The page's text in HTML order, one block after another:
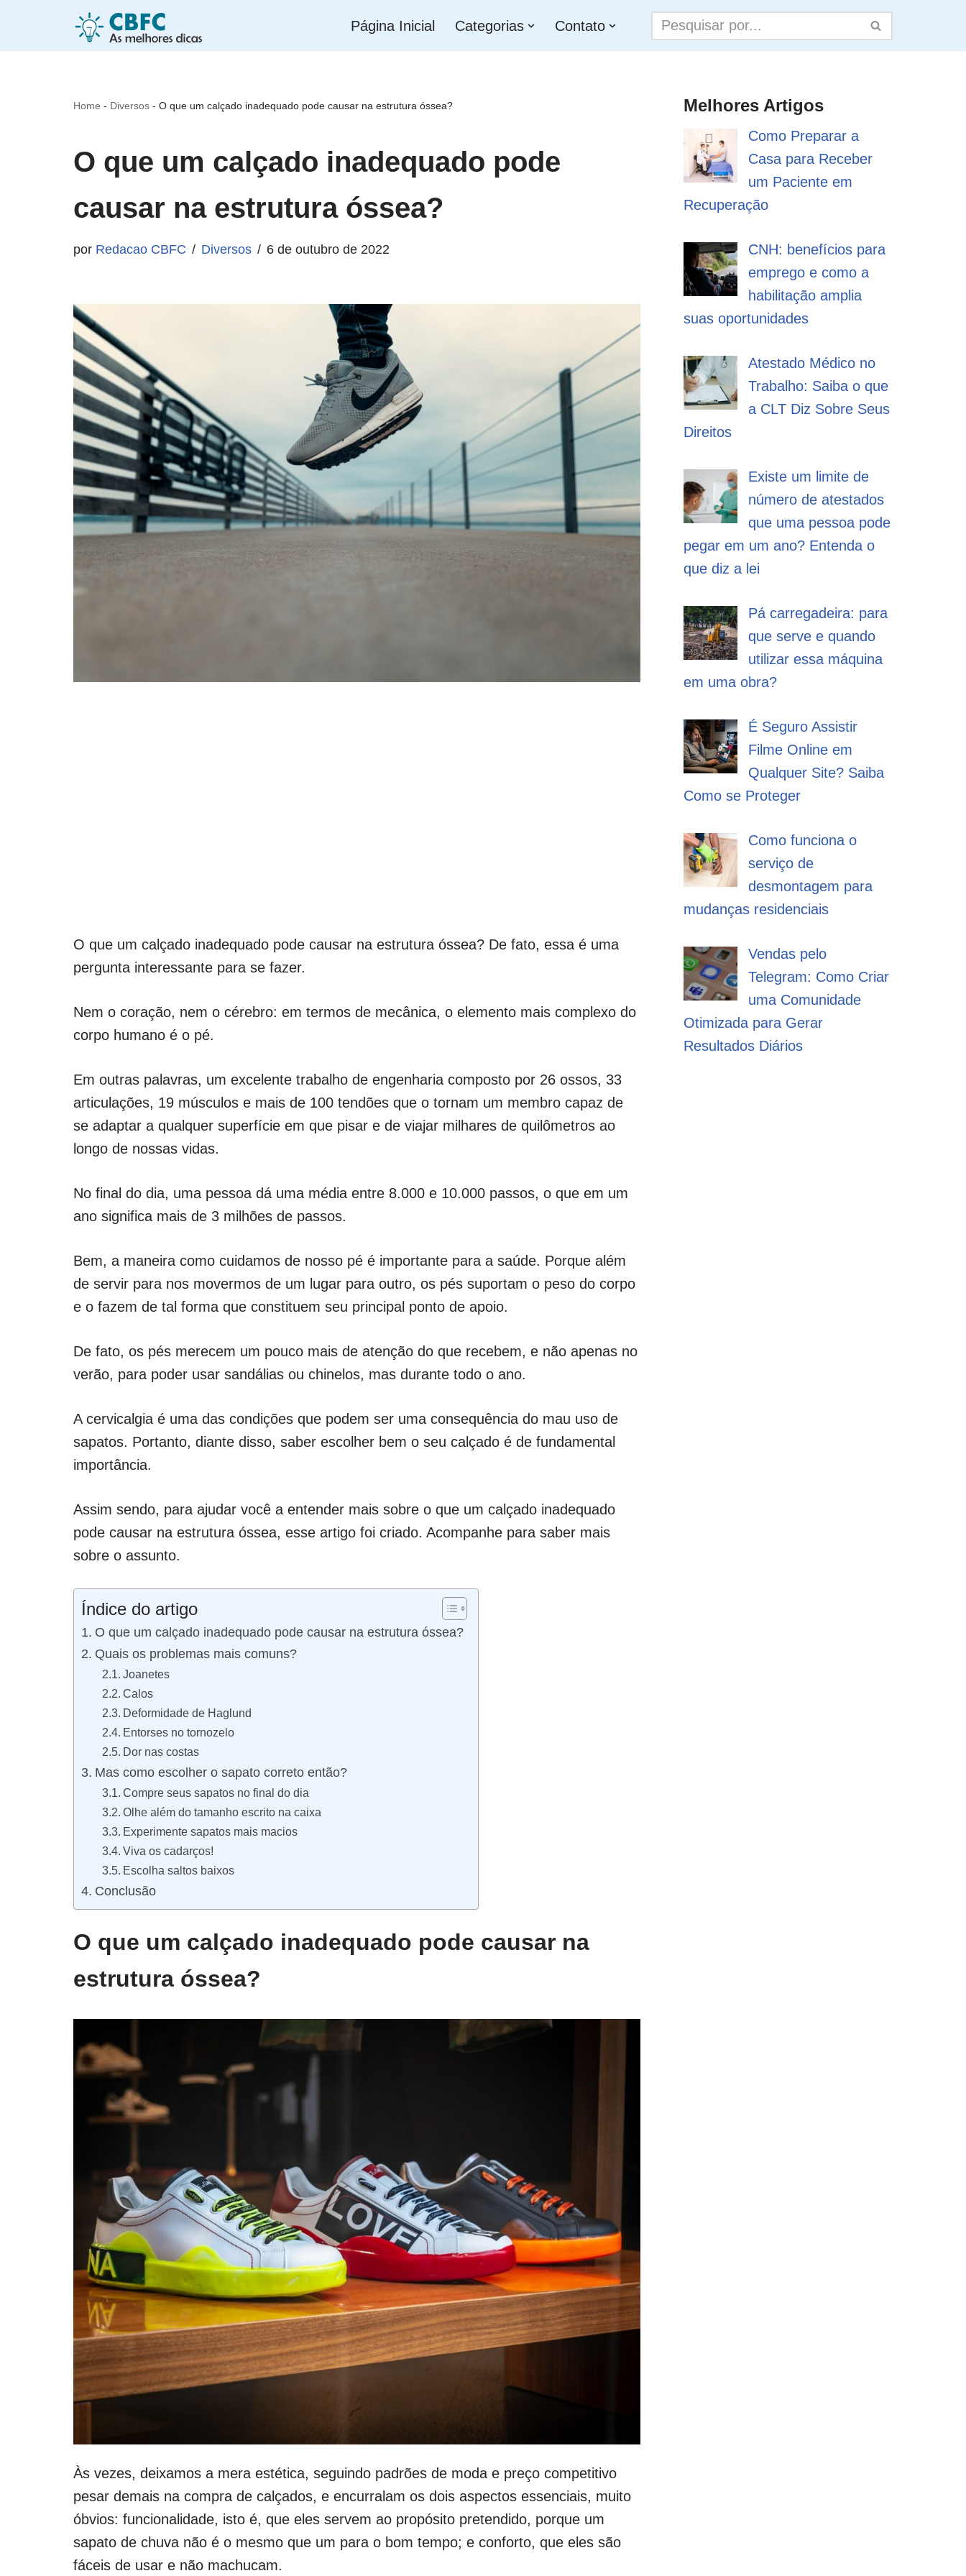
Página Inicial Categorias Contato
Home - Diversos - O que um calçado inadequado pode causar na estrutura óssea?
O que um calçado inadequado pode
causar na estrutura óssea?
por Redacao CBFC Diversos 6 de outubro de 2022
O que um calçado inadequado pode causar na estrutura óssea? De fato, essa é uma
pergunta interessante para se fazer.
Nem o coração, nem o cérebro: em termos de mecânica, o elemento mais complexo do
corpo humano é o pé.
Em outras palavras, um excelente trabalho de engenharia composto por 26 ossos, 33
articulações, 19 músculos e mais de 100 tendões que o tornam um membro capaz de
se adaptar a qualquer superfície em que pisar e de viajar milhares de quilômetros ao
longo de nossas vidas.
No final do dia, uma pessoa dá uma média entre 8.000 e 10.000 passos, o que em um
ano significa mais de 3 milhões de passos.
Bem, a maneira como cuidamos de nosso pé é importante para a saúde. Porque além
de servir para nos movermos de um lugar para outro, os pés suportam o peso do corpo
e o fazem de tal forma que constituem seu principal ponto de apoio.
De fato, os pés merecem um pouco mais de atenção do que recebem, e não apenas no
verão, para poder usar sandálias ou chinelos, mas durante todo o ano.
A cervicalgia é uma das condições que podem ser uma consequência do mau uso de
sapatos. Portanto, diante disso, saber escolher bem o seu calçado é de fundamental
importância.
Assim sendo, para ajudar você a entender mais sobre o que um calçado inadequado
pode causar na estrutura óssea, esse artigo foi criado. Acompanhe para saber mais
sobre o assunto.
Índice do artigo
O que um calçado inadequado pode causar na estrutura óssea?
Quais os problemas mais comuns?
Joanetes
Calos
Deformidade de Haglund
Entorses no tornozelo
Dor nas costas
Mas como escolher o sapato correto então?
Compre seus sapatos no final do dia
Olhe além do tamanho escrito na caixa
Experimente sapatos mais macios
Viva os cadarços!
Escolha saltos baixos
Conclusão
O que um calçado inadequado pode causar na
estrutura óssea?
Às vezes, deixamos a mera estética, seguindo padrões de moda e preço competitivo
pesar demais na compra de calçados, e encurralam os dois aspectos essenciais, muito
óbvios: funcionalidade, isto é, que eles servem ao propósito pretendido, porque um
sapato de chuva não é o mesmo que um para o bom tempo; e conforto, que eles são
fáceis de usar e não machucam.
Melhores Artigos
Como Preparar a
Casa para Receber
um Paciente em
Recuperação
CNH: benefícios para
emprego e como a
habilitação amplia
suas oportunidades
Atestado Médico no
Trabalho: Saiba o que
a CLT Diz Sobre Seus
Direitos
Existe um limite de
número de atestados
que uma pessoa pode
pegar em um ano? Entenda o
que diz a lei
Pá carregadeira: para
que serve e quando
utilizar essa máquina
em uma obra?
É Seguro Assistir
Filme Online em
Qualquer Site? Saiba
Como se Proteger
Como funciona o
serviço de
desmontagem para
mudanças residenciais
Vendas pelo
Telegram: Como Criar
uma Comunidade
Otimizada para Gerar
Resultados Diários